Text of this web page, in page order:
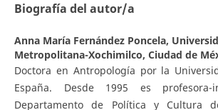
Biografía del autor/a
Anna María Fernández Poncela,
Metropolitana-Xochimilco, Ciudad de
Doctora en Antropología por la
España. Desde 1995 es profesora-
Departamento de Política y Cultura